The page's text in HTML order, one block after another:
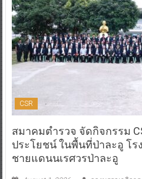
CSR
สมาคมตำรวจ จัดกิจกรรม
ประโยชน์ ในพื้นที่ป่าละอู โร
ชายแดนนเรศวรป่าละอู